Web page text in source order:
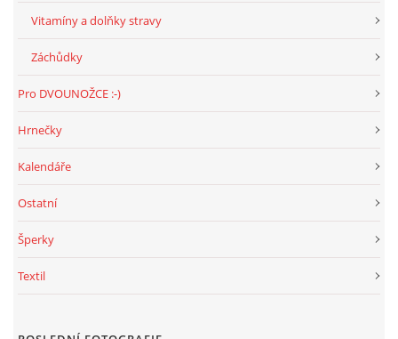
Vitamíny a dolňky stravy
Záchůdky
Pro DVOUNOŽCE :-)
Hrnečky
Kalendáře
Ostatní
Šperky
Textil